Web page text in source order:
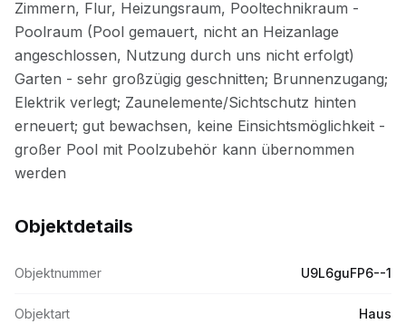
Objektdetails
Objektnummer U9L6guFP6--1
Objektart Haus